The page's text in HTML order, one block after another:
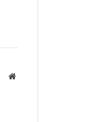
Website